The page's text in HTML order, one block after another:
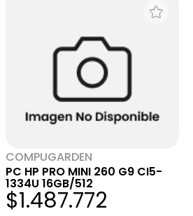
COMPUGARDEN
PC HP PRO MINI 260 G9 CI5-
1334U 16GB/512
$1.487.772